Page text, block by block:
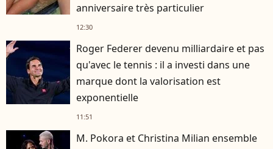
anniversaire très particulier
12:30
Roger Federer devenu milliardaire et pas
qu'avec le tennis : il a investi dans une
marque dont la valorisation est
exponentielle
11:51
M. Pokora et Christina Milian ensemble